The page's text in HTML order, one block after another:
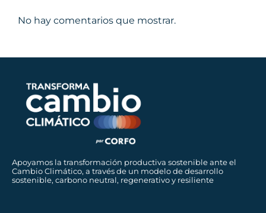
No hay comentarios que mostrar.
Apoyamos la transformación productiva sostenible ante el
Cambio Climático, a través de un modelo de desarrollo
sostenible, carbono neutral, regenerativo y resiliente